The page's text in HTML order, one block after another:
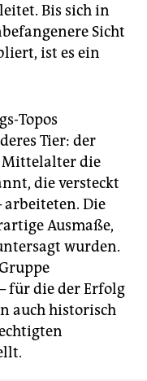
Bis sich in
Sicht
ist es ein
Topos
Tier: der
Mittelalter die
die versteckt
arbeiteten. Die
Ausmaße,
wurden.
für die der Erfolg
auch historisch